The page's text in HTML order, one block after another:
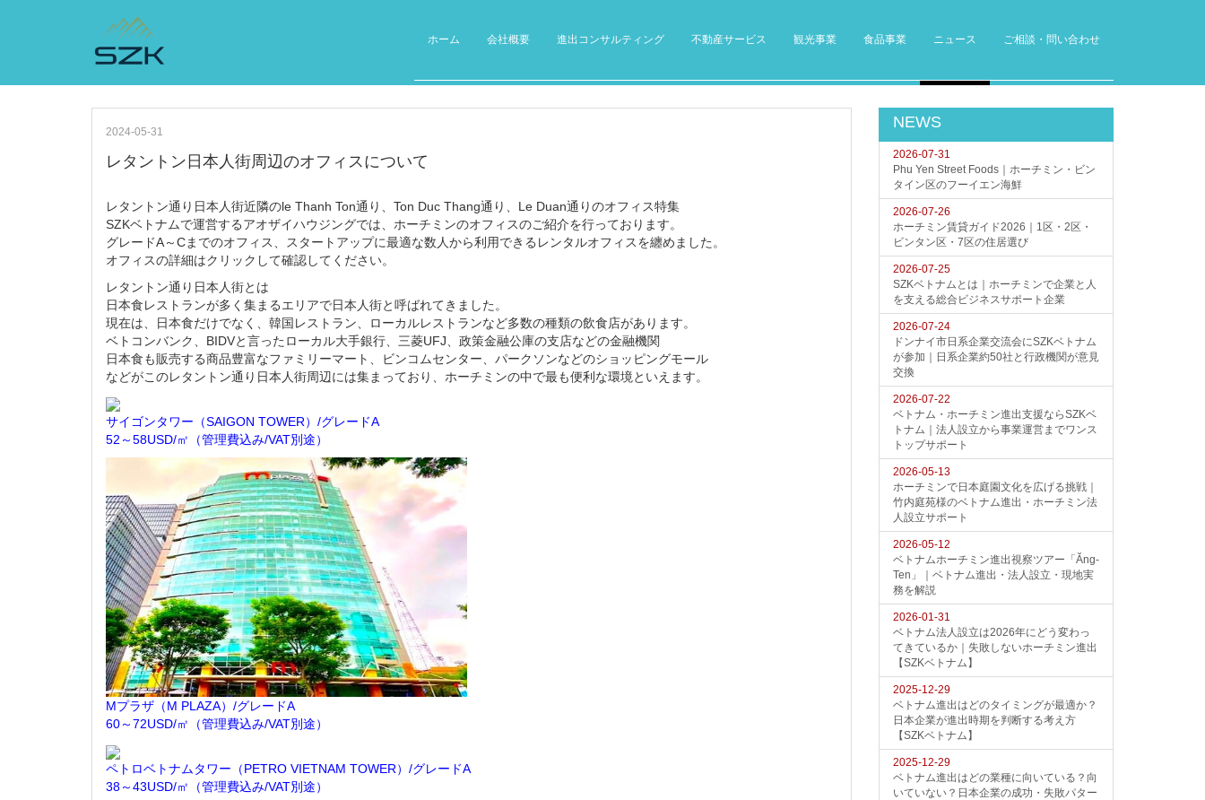
ホーム 会社概要 進出コンサルティング 不動産サービス 観光事業 食品事業 ニュース ご相談・問い合わせ
2024-05-31
レタントン日本人街周辺のオフィスについて
レタントン通り日本人街近隣のle Thanh Ton通り、Ton Duc Thang通り、Le Duan通りのオフィス特集
SZKベトナムで運営するアオザイハウジングでは、ホーチミンのオフィスのご紹介を行っております。
グレードA～Cまでのオフィス、スタートアップに最適な数人から利用できるレンタルオフィスを纏めました。
オフィスの詳細はクリックして確認してください。
レタントン通り日本人街とは
日本食レストランが多く集まるエリアで日本人街と呼ばれてきました。
現在は、日本食だけでなく、韓国レストラン、ローカルレストランなど多数の種類の飲食店があります。
ベトコンバンク、BIDVと言ったローカル大手銀行、三菱UFJ、政策金融公庫の支店などの金融機関
日本食も販売する商品豊富なファミリーマート、ビンコムセンター、パークソンなどのショッピングモール
などがこのレタントン通り日本人街周辺には集まっており、ホーチミンの中で最も便利な環境といえます。
サイゴンタワー（SAIGON TOWER）/グレードA
52～58USD/㎡（管理費込み/VAT別途）
Mプラザ（M PLAZA）/グレードA
60～72USD/㎡（管理費込み/VAT別途）
ペトロベトナムタワー（PETRO VIETNAM TOWER）/グレードA
38～43USD/㎡（管理費込み/VAT別途）
NEWS
2026-07-31
Phu Yen Street Foods｜ホーチミン・ビン
タイン区のフーイエン海鮮
2026-07-26
ホーチミン賃貸ガイド2026｜1区・2区・
ビンタン区・7区の住居選び
2026-07-25
SZKベトナムとは｜ホーチミンで企業と人
を支える総合ビジネスサポート企業
2026-07-24
ドンナイ市日系企業交流会にSZKベトナム
が参加｜日系企業約50社と行政機関が意見
交換
2026-07-22
ベトナム・ホーチミン進出支援ならSZKベ
トナム｜法人設立から事業運営までワンス
トップサポート
2026-05-13
ホーチミンで日本庭園文化を広げる挑戦｜
竹内庭苑様のベトナム進出・ホーチミン法
人設立サポート
2026-05-12
ベトナムホーチミン進出視察ツアー「Ăng-
Ten」｜ベトナム進出・法人設立・現地実
務を解説
2026-01-31
ベトナム法人設立は2026年にどう変わっ
てきているか｜失敗しないホーチミン進出
【SZKベトナム】
2025-12-29
ベトナム進出はどのタイミングが最適か？
日本企業が進出時期を判断する考え方
【SZKベトナム】
2025-12-29
ベトナム進出はどの業種に向いている？向
いていない？日本企業の成功・失敗パター